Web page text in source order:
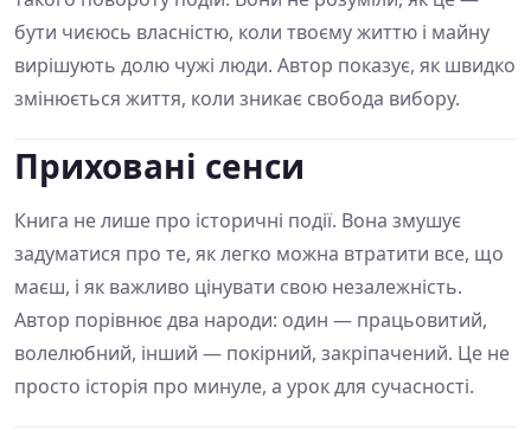
бути чиєюсь власністю, коли твоєму життю і майну
вирішують долю чужі люди. Автор показує, як швидко
змінюється життя, коли зникає свобода вибору.
Приховані сенси
Книга не лише про історичні події. Вона змушує
задуматися про те, як легко можна втратити все, що
маєш, і як важливо цінувати свою незалежність.
Автор порівнює два народи: один — працьовитий,
волелюбний, інший — покірний, закріпачений. Це не
просто історія про минуле, а урок для сучасності.